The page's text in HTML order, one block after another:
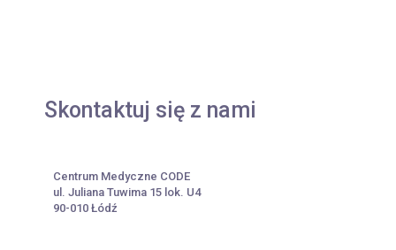
Skontaktuj się z nami
Centrum Medyczne CODE
ul. Juliana Tuwima 15 lok. U4
90-010 Łódź